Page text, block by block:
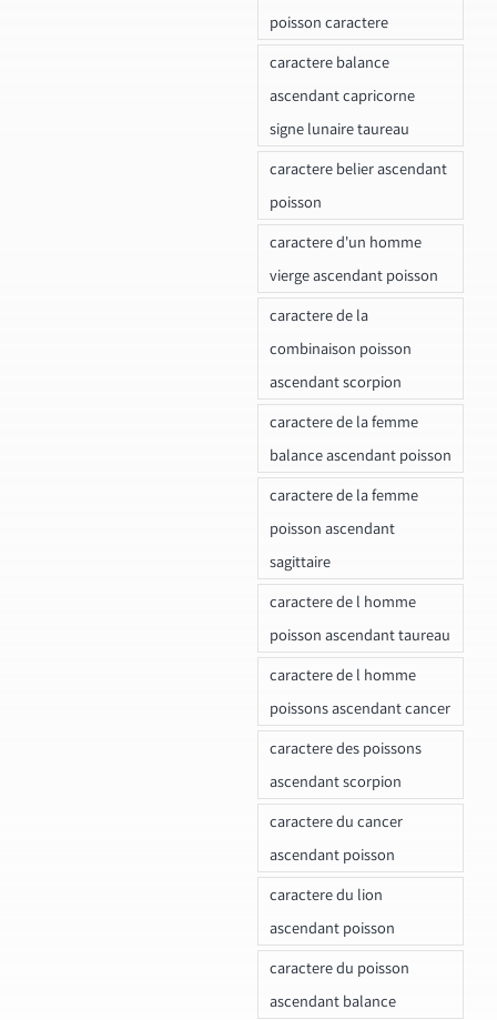
poisson caractere
caractere balance
ascendant capricorne
signe lunaire taureau
caractere belier ascendant
poisson
caractere d'un homme
vierge ascendant poisson
caractere de la
combinaison poisson
ascendant scorpion
caractere de la femme
balance ascendant poisson
caractere de la femme
poisson ascendant
sagittaire
caractere de l homme
poisson ascendant taureau
caractere de l homme
poissons ascendant cancer
caractere des poissons
ascendant scorpion
caractere du cancer
ascendant poisson
caractere du lion
ascendant poisson
caractere du poisson
ascendant balance